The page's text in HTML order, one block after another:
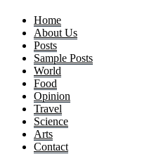
Home
About Us
Posts
Sample Posts
World
Food
Opinion
Travel
Science
Arts
Contact